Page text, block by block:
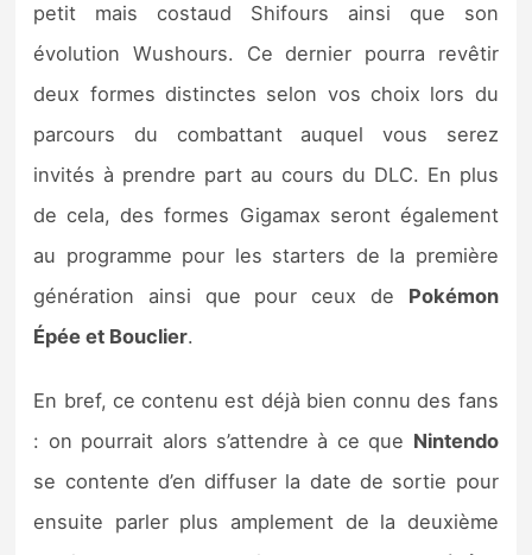
petit mais costaud Shifours ainsi que son
évolution Wushours. Ce dernier pourra revêtir
deux formes distinctes selon vos choix lors du
parcours du combattant auquel vous serez
invités à prendre part au cours du DLC. En plus
de cela, des formes Gigamax seront également
au programme pour les starters de la première
génération ainsi que pour ceux de Pokémon
Épée et Bouclier.
En bref, ce contenu est déjà bien connu des fans
: on pourrait alors s’attendre à ce que Nintendo
se contente d’en diffuser la date de sortie pour
ensuite parler plus amplement de la deuxième